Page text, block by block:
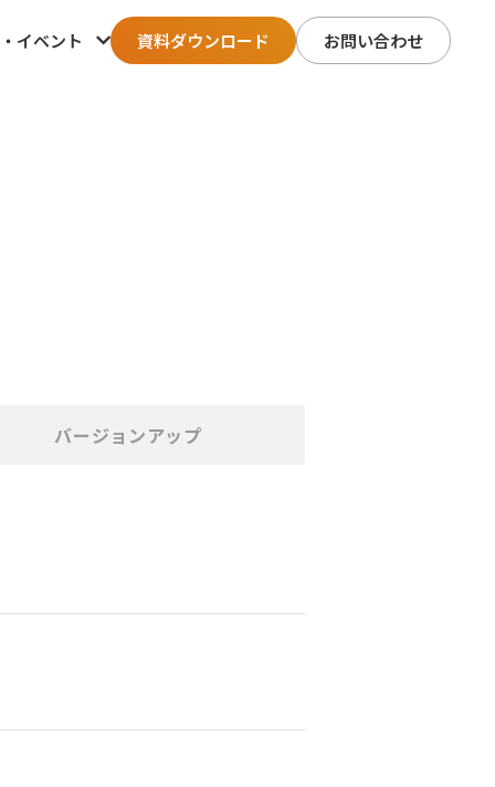
イベント 資料ダウンロード お問い合わせ
バージョンアップ